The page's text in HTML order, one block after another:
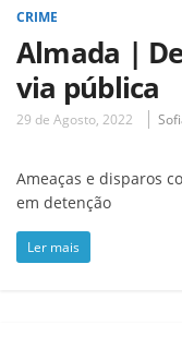
CRIME
Almada |
via pública
29 de Agosto, 2022
Ameaças e disparos
em detenção
Ler mais